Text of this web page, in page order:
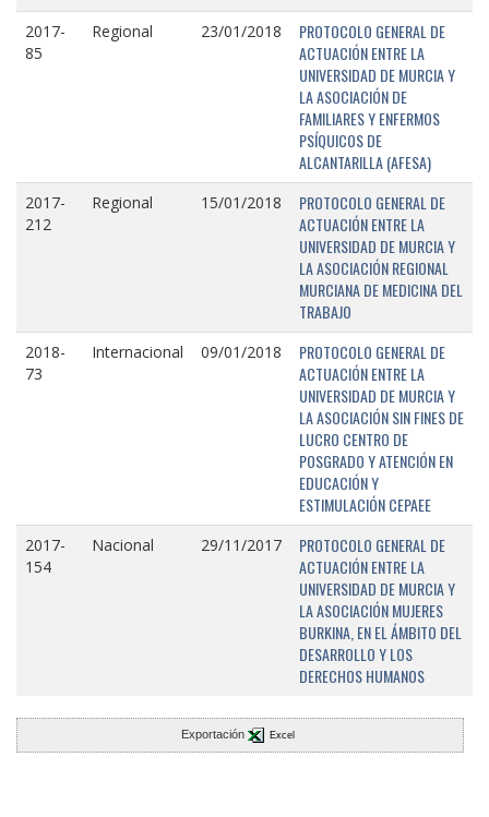
2017-
85
Regional 23/01/2018
PROTOCOLO GENERAL DE
ACTUACIÓN ENTRE LA
UNIVERSIDAD DE MURCIA Y
LA ASOCIACIÓN DE
FAMILIARES Y ENFERMOS
PSÍQUICOS DE
ALCANTARILLA (AFESA)
2017-
212
Regional 15/01/2018
PROTOCOLO GENERAL DE
ACTUACIÓN ENTRE LA
UNIVERSIDAD DE MURCIA Y
LA ASOCIACIÓN REGIONAL
MURCIANA DE MEDICINA DEL
TRABAJO
2018-
73
Internacional 09/01/2018
PROTOCOLO GENERAL DE
ACTUACIÓN ENTRE LA
UNIVERSIDAD DE MURCIA Y
LA ASOCIACIÓN SIN FINES DE
LUCRO CENTRO DE
POSGRADO Y ATENCIÓN EN
EDUCACIÓN Y
ESTIMULACIÓN CEPAEE
2017-
154
Nacional 29/11/2017
PROTOCOLO GENERAL DE
ACTUACIÓN ENTRE LA
UNIVERSIDAD DE MURCIA Y
LA ASOCIACIÓN MUJERES
BURKINA, EN EL ÁMBITO DEL
DESARROLLO Y LOS
DERECHOS HUMANOS
Exportación Excel